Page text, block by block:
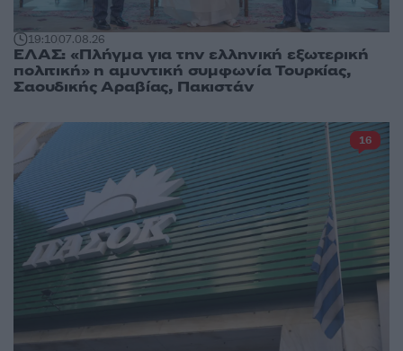
19:1007.08.26
ΕΛΑΣ: «Πλήγμα για την ελληνική εξωτερική
πολιτική» η αμυντική συμφωνία Τουρκίας,
Σαουδικής Αραβίας, Πακιστάν
16